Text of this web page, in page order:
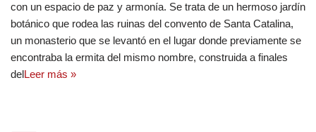
con un espacio de paz y armonía. Se trata de un hermoso jardín
botánico que rodea las ruinas del convento de Santa Catalina,
un monasterio que se levantó en el lugar donde previamente se
encontraba la ermita del mismo nombre, construida a finales
delLeer más »